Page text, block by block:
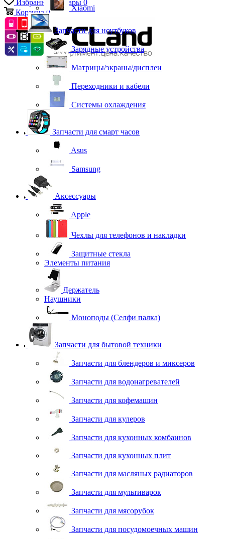
Избранные товары 0
Корзина 0
Xiaomi
Запчасти для ноутбуков
Зарядные устройства
Матрицы/экраны/дисплеи
Переходники и кабели
Системы охлаждения
Запчасти для смарт часов
Asus
Samsung
Аксессуары
Apple
Чехлы для телефонов и накладки
Защитные стекла
Элементы питания
Держатель
Наушники
Моноподы (Селфи палка)
Запчасти для бытовой техники
Запчасти для блендеров и миксеров
Запчасти для водонагревателей
Запчасти для кофемашин
Запчасти для кулеров
Запчасти для кухонных комбаинов
Запчасти для кухонных плит
Запчасти для масляных радиаторов
Запчасти для мультиварок
Запчасти для мясорубок
Запчасти для посудомоечных машин